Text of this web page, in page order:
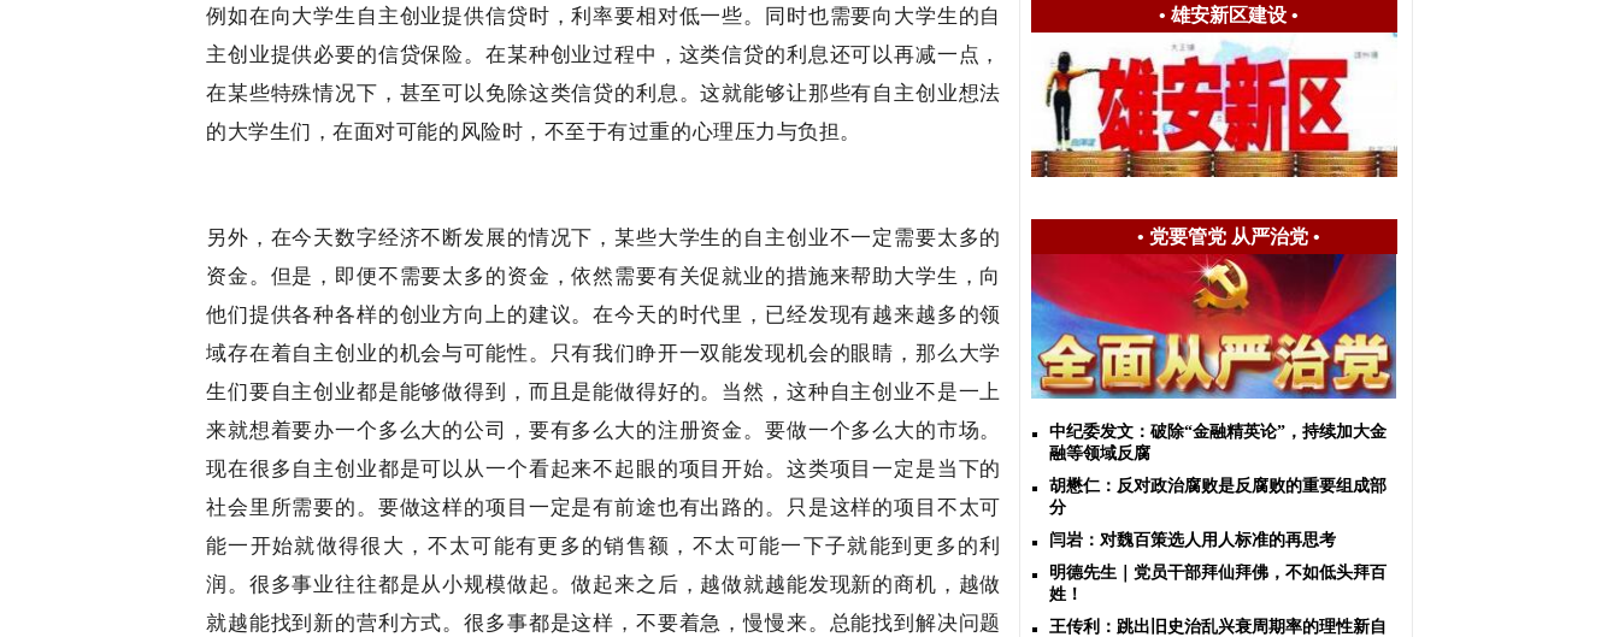
例如在向大学生自主创业提供信贷时，利率要相对低一些。同时也需要向大学生的自
主创业提供必要的信贷保险。在某种创业过程中，这类信贷的利息还可以再减一点，
在某些特殊情况下，甚至可以免除这类信贷的利息。这就能够让那些有自主创业想法
的大学生们，在面对可能的风险时，不至于有过重的心理压力与负担。
另外，在今天数字经济不断发展的情况下，某些大学生的自主创业不一定需要太多的
资金。但是，即便不需要太多的资金，依然需要有关促就业的措施来帮助大学生，向
他们提供各种各样的创业方向上的建议。在今天的时代里，已经发现有越来越多的领
域存在着自主创业的机会与可能性。只有我们睁开一双能发现机会的眼睛，那么大学
生们要自主创业都是能够做得到，而且是能做得好的。当然，这种自主创业不是一上
来就想着要办一个多么大的公司，要有多么大的注册资金。要做一个多么大的市场。
现在很多自主创业都是可以从一个看起来不起眼的项目开始。这类项目一定是当下的
社会里所需要的。要做这样的项目一定是有前途也有出路的。只是这样的项目不太可
能一开始就做得很大，不太可能有更多的销售额，不太可能一下子就能到更多的利
润。很多事业往往都是从小规模做起。做起来之后，越做就越能发现新的商机，越做
就越能找到新的营利方式。很多事都是这样，不要着急，慢慢来。总能找到解决问题
• 雄安新区建设•
• 党要管党 从严治党•
中纪委发文：破除“金融精英论”，持续加大金
融等领域反腐
胡懋仁：反对政治腐败是反腐败的重要组成部
分
闫岩：对魏百策选人用人标准的再思考
明德先生｜党员干部拜仙拜佛，不如低头拜百
姓！
王传利：跳出旧史治乱兴衰周期率的理性新自